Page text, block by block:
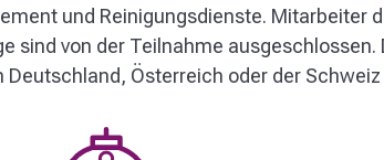
und Reinigungsdienste. Mitarbeiter
sind von der Teilnahme
Österreich oder der Schweiz